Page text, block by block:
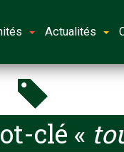
Actualités
clé «